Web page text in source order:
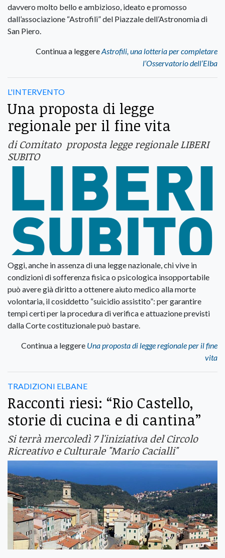
davvero molto bello e ambizioso, ideato e promosso
dall’associazione “Astrofili” del Piazzale dell’Astronomia di
San Piero.
Continua a leggereAstrofili, una lotteria per completare
l’Osservatorio dell’Elba
L'INTERVENTO
Una proposta di legge
regionale per il fine vita
di Comitato proposta legge regionale LIBERI
SUBITO
Oggi, anche in assenza di una legge nazionale, chi vive in
condizioni di sofferenza fisica o psicologica insopportabile
può avere già diritto a ottenere aiuto medico alla morte
volontaria, il cosiddetto “suicidio assistito”: per garantire
tempi certi per la procedura di verifica e attuazione previsti
dalla Corte costituzionale può bastare.
Continua a leggere Una proposta di legge regionale per il fine
vita
TRADIZIONI ELBANE
Racconti riesi: “Rio Castello,
storie di cucina e di cantina”
Si terrà mercoledì 7 l'iniziativa del Circolo
Ricreativo e Culturale "Mario Cacialli"